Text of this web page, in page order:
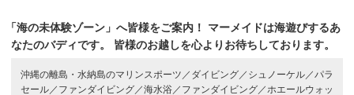
「海の未体験ゾーン」へ皆様をご案内！
マーメイドは海遊びするあ
なたのバディです。
皆様のお越しを心よりお待ちしております。
沖縄の離島・水納島のマリンスポーツ／ ダイビング／ シュノーケル／ パラ
セール／ ファンダイビング／海水浴／ ファンダイビング／ ホエールウォッ